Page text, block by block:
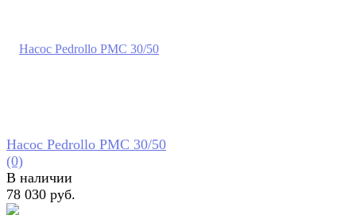
Насос Pedrollo PMC 30/50
(0)
В наличии
78 030 руб.